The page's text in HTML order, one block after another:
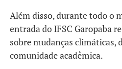
Além disso, durante todo o
entrada do IFSC Garopaba
sobre mudanças climáticas,
comunidade acadêmica.